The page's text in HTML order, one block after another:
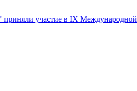
участие в IX Международной